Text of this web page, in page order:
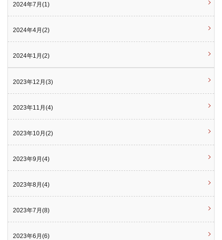
2024年7月(1)
2024年4月(2)
2024年1月(2)
2023年12月(3)
2023年11月(4)
2023年10月(2)
2023年9月(4)
2023年8月(4)
2023年7月(8)
2023年6月(6)